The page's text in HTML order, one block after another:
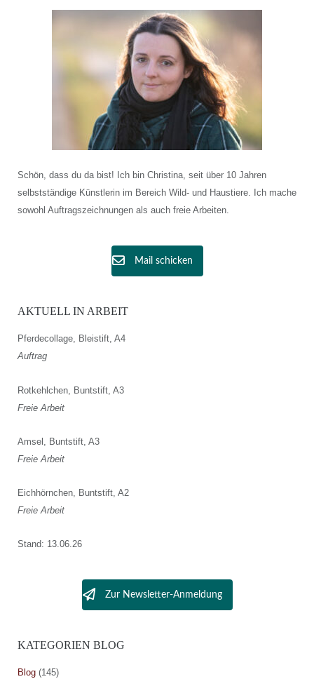
Schön, dass du da bist! Ich bin Christina, seit über 10 Jahren
selbstständige Künstlerin im Bereich Wild- und Haustiere. Ich mache
sowohl Auftragszeichnungen als auch freie Arbeiten.
Mail schicken
AKTUELL IN ARBEIT
Pferdecollage, Bleistift, A4
Auftrag
Rotkehlchen, Buntstift, A3
Freie Arbeit
Amsel, Buntstift, A3
Freie Arbeit
Eichhörnchen, Buntstift, A2
Freie Arbeit
Stand: 13.06.26
Zur Newsletter-Anmeldung
KATEGORIEN BLOG
Blog(145)